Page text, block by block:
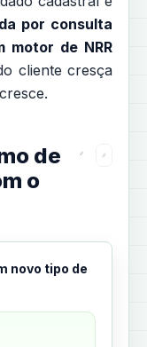
por consulta
motor de NRR
cliente cresça
de
o
novo tipo de